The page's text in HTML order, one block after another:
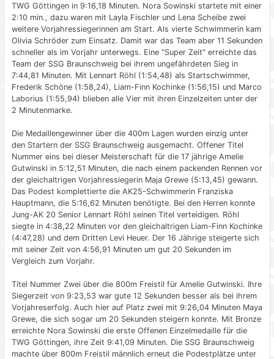
TWG Göttingen in 9:16,18 Minuten. Nora Sowinski startete mit einer
2:10 min., dazu waren mit Layla Fischler und Lena Scheibe zwei
weitere Vorjahressiegerinnen am Start. Als vierte Schwimmerin kam
Olivia Schröder zum Einsatz. Damit war das Team aber 11 Sekunden
schneller als im Vorjahr unterwegs. Eine "Super Zeit" erreichte das
Team der SSG Braunschweig bei ihrem ungefährdeten Sieg in
7:44,81 Minuten. Mit Lennart Röhl (1:54,48) als Startschwimmer,
Frederik Schöne (1:58,24), Liam-Finn Kochinke (1:56,15) und Marco
Laborius (1:55,94) blieben alle Vier mit ihren Einzelzeiten unter der
2 Minutenmarke.
Die Medaillengewinner über die 400m Lagen wurden einzig unter
den Startern der SSG Braunschweig ausgemacht. Offener Titel
Nummer eins bei dieser Meisterschaft für die 17 jährige Amelie
Gutwinski in 5:12,51 Minuten, die nach einem packenden Rennen vor
der gleichaltrigen Vorjahressiegerin Maja Grewe (5:13,45) gewann.
Das Podest komplettierte die AK25-Schwimmerin Franziska
Hauptmann, die 5:16,62 Minuten benötigte. Bei den Herren konnte
Jung-AK 20 Senior Lennart Röhl seinen Titel verteidigen. Röhl
siegte in 4:38,22 Minuten vor den gleichaltrigen Liam-Finn Kochinke
(4:47,28) und dem Dritten Levi Heuer. Der 16 Jährige steigerte sich
mit seiner Zeit von 4:56,91 Minuten um gut 20 Sekunden im
Vergleich zum Vorjahr.
Titel Nummer Zwei über die 800m Freistil für Amelie Gutwinski. Ihre
Siegerzeit von 9:23,53 war gute 12 Sekunden besser als bei ihrem
Vorjahreserfolg. Auch hier auf Platz zwei mit 9:26,04 Minuten Maya
Grewe, die sich sogar um 20 Sekunden steigern konnte. Mit Bronze
erreichte Nora Sowinski die erste Offenen Einzelmedaille für die
TWG Göttingen, ihre Zeit 9:41,09 Minuten. Die SSG Braunschweig
machte über 800m Freistil männlich erneut die Podestplätze unter